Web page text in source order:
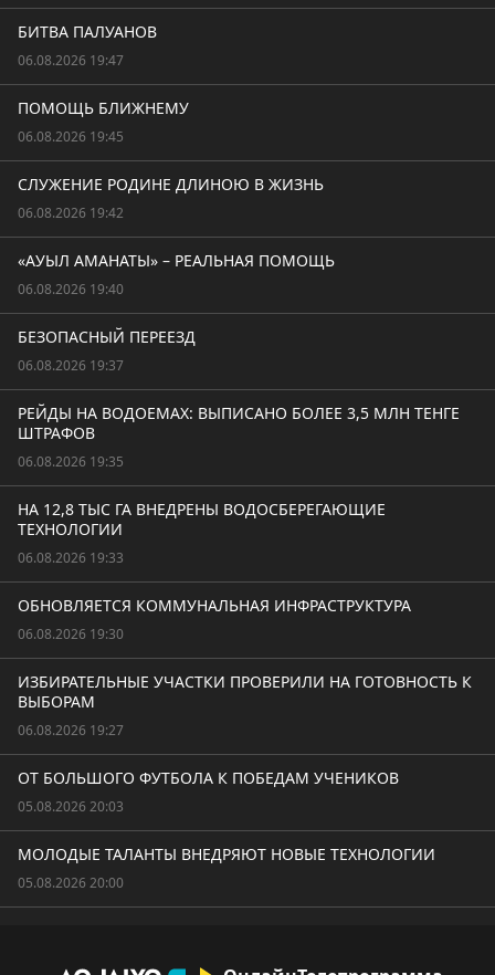
БИТВА ПАЛУАНОВ
06.08.2026 19:47
ПОМОЩЬ БЛИЖНЕМУ
06.08.2026 19:45
СЛУЖЕНИЕ РОДИНЕ ДЛИНОЮ В ЖИЗНЬ
06.08.2026 19:42
«АУЫЛ АМАНАТЫ» – РЕАЛЬНАЯ ПОМОЩЬ
06.08.2026 19:40
БЕЗОПАСНЫЙ ПЕРЕЕЗД
06.08.2026 19:37
РЕЙДЫ НА ВОДОЕМАХ: ВЫПИСАНО БОЛЕЕ 3,5 МЛН ТЕНГЕ
ШТРАФОВ
06.08.2026 19:35
НА 12,8 ТЫС ГА ВНЕДРЕНЫ ВОДОСБЕРЕГАЮЩИЕ
ТЕХНОЛОГИИ
06.08.2026 19:33
ОБНОВЛЯЕТСЯ КОММУНАЛЬНАЯ ИНФРАСТРУКТУРА
06.08.2026 19:30
ИЗБИРАТЕЛЬНЫЕ УЧАСТКИ ПРОВЕРИЛИ НА ГОТОВНОСТЬ К
ВЫБОРАМ
06.08.2026 19:27
ОТ БОЛЬШОГО ФУТБОЛА К ПОБЕДАМ УЧЕНИКОВ
05.08.2026 20:03
МОЛОДЫЕ ТАЛАНТЫ ВНЕДРЯЮТ НОВЫЕ ТЕХНОЛОГИИ
05.08.2026 20:00